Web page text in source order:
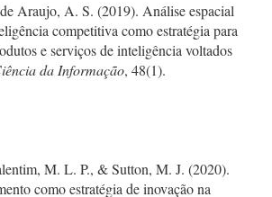
Araujo, A. S. (2019). Análise espacial
competitiva como estratégia para
e serviços de inteligência voltados
da Informação, 48(1).
M. L. P., & Sutton, M. J. (2020).
como estratégia de inovação na